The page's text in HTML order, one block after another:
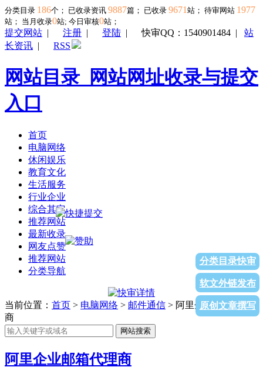
分类目录 186个； 已收录资讯 9887篇； 已收录 9671 站； 待审网站 1977
站； 当月收录0站; 今日审核0站；
提交网站 | 注册 | 登陆 |快审QQ：1540901484 | 站
长资讯 | RSS
网站目录_网站网址收录与提交
入口
首页
电脑网络
休闲娱乐
教育文化
生活服务
行业企业
综合其它
推荐网站
最新收录
网友点赞
推荐网站
分类导航
分类目录快审
软文外链发布
原创文章撰写
当前位置： 首页 > 电脑网络 > 邮件通信 > 阿里企业邮箱代理
商
网站搜索
阿里企业邮箱代理商